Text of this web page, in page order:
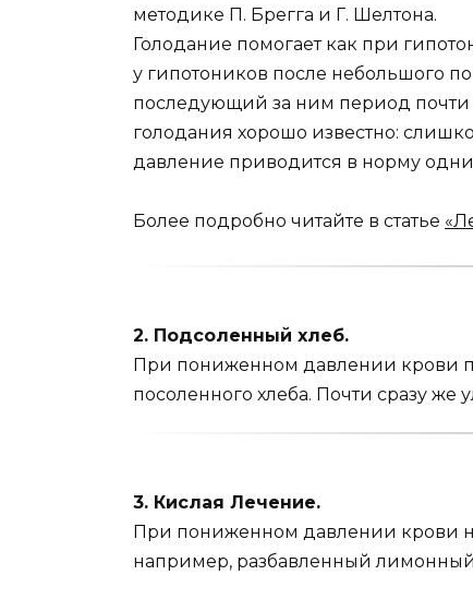
методике П. Брегга и Г. Шелтона.
Голодание помогает как при
у гипотони­ков после небольшого
последующий за ним период
голо­дания хорошо известно:
давление приводится в норму
Более подробно читайте в статье
2. Подсоленный хлеб.
При пониженном давлении крови
посоленного хлеба. Почти сразу же
3. Кислая Лечение.
При пониженном давлении крови
например, разбав­ленный